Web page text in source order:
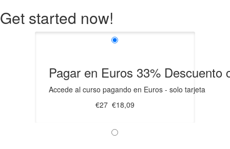
Get started now!
Pagar en Euros 33% Descuento
Accede al curso pagando en Euros - solo tarjeta
€27 €18,09